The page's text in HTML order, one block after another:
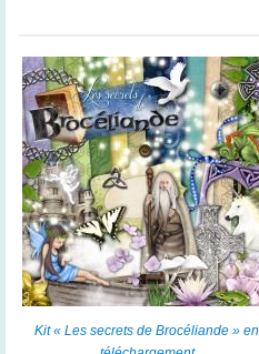
Kit « Les secrets de Brocéliande » en